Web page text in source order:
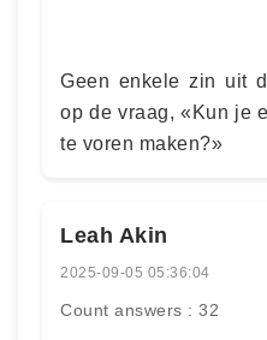
Geen enkele zin uit
op de vraag, «Kun je
te voren maken?»
Leah Akin
2025-09-05 05:36:04
Count answers : 32